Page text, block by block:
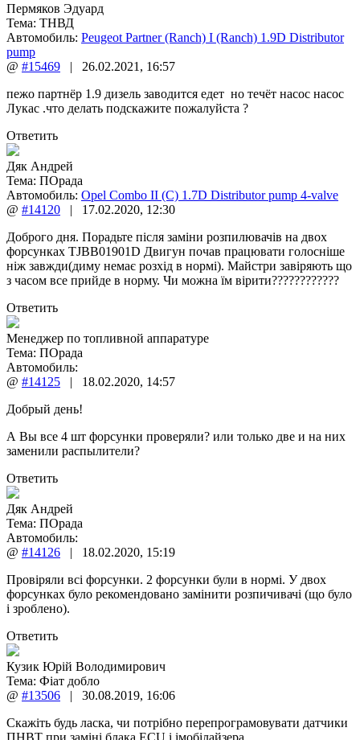
Пермяков Эдуард
Тема: ТНВД
Автомобиль: Peugeot Partner (Ranch) I (Ranch) 1.9D Distributor
pump
@ #15469 | 26.02.2021 , 16:57
пежо партнёр 1.9 дизель заводится едет но течёт насос насос
Лукас .что делать подскажите пожалуйста ?
Ответить
Дяк Андрей
Тема: ПОрада
Автомобиль: Opel Combo II (C) 1.7D Distributor pump 4-valve
@ #14120 | 17.02.2020, 12:30
Доброго дня. Порадьте після заміни розпилювачів на двох
форсунках TJBB01901D Двигун почав працювати голосніше
ніж завжди(диму немає розхід в нормі). Майстри завіряють що
з часом все прийде в норму. Чи можна їм вірити????????????
Ответить
Менеджер по топливной аппаратуре
Тема: ПОрада
Автомобиль:
@ #14125 | 18.02.2020, 14:57
Добрый день!
А Вы все 4 шт форсунки проверяли? или только две и на них
заменили распылители?
Ответить
Дяк Андрей
Тема: ПОрада
Автомобиль:
@ #14126 | 18.02.2020, 15:19
Провіряли всі форсунки. 2 форсунки були в нормі. У двох
форсунках було рекомендовано замінити розпичивачі (що було
і зроблено).
Ответить
Кузик Юрій Володимирович
Тема: Фіат добло
@ #13506 | 30.08.2019, 16:06
Скажіть будь ласка, чи потрібно перепрограмовувати датчики
ПНВТ при заміні блака ECU і імобілайзера